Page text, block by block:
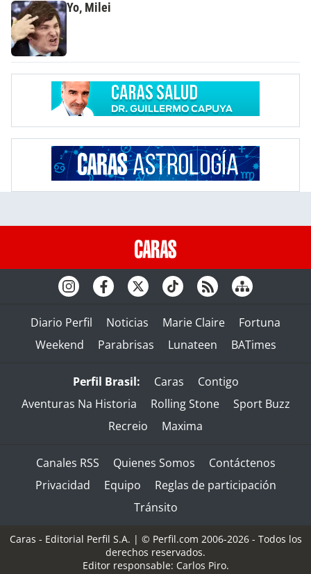
Yo, Milei
Diario Perfil Noticias Marie Claire
Fortuna
Weekend
Parabrisas Lunateen BATimes
Perfil Brasil: Caras
Contigo
Aventuras Na Historia
Rolling Stone
Sport Buzz
Recreio
Maxima
Canales RSS Quienes Somos
Contáctenos
Privacidad
Equipo
Reglas de participación
Tránsito
Caras - Editorial Perfil S.A. | © Perfil.com 2006-2026 - Todos los
derechos reservados.
Editor responsable: Carlos Piro.